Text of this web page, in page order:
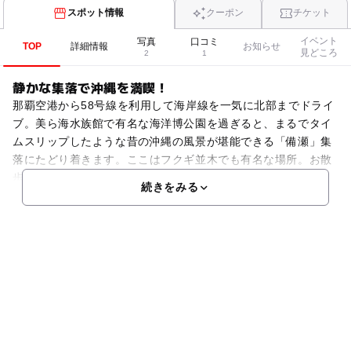
スポット情報 クーポン チケット
TOP 詳細情報 写真
2
口コミ
1
お知らせ
イベント
見どころ
静かな集落で沖縄を満喫！
那覇空港から58号線を利用して海岸線を一気に北部までドライ
ブ。美ら海水族館で有名な海洋博公園を過ぎると、まるでタイ
ムスリップしたような昔の沖縄の風景が堪能できる「備瀬」集
落にたどり着きます。ここはフクギ並木でも有名な場所。お散
歩には水牛車も利用できる、とっても静かな場所です。そこ
続きをみる